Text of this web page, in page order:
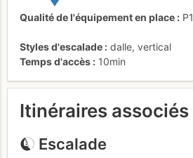
Qualité de l'équipement en place P1
Styles d'escalade dalle, vertical
Temps d'accès
10min
Itinéraires associés
Escalade